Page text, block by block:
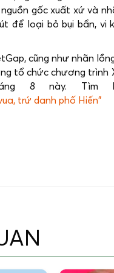
gốc xuất xứ và
để loại bỏ bụi bẩn,
cũng như nhãn
tổ chức chương trình
8 này. Tìm
trứ danh phố Hiến"